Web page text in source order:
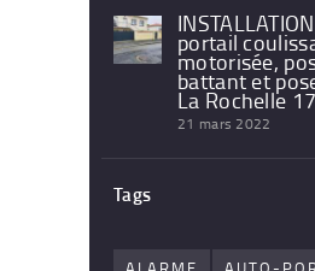
portail
motorisée,
battant et
La Rochelle
21 mars 2022
Tags